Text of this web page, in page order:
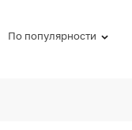
По популярности